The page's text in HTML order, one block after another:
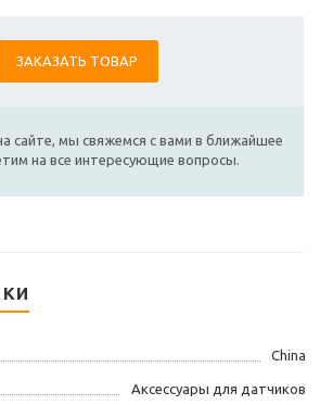
ЗАКАЗАТЬ ТОВАР
сайте, мы свяжемся с вами в ближайшее
на все интересующие вопросы.
China
Аксессуары для датчиков